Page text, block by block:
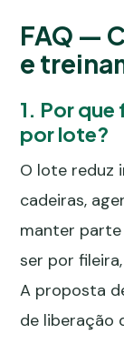
FAQ —
e
1. Por
por lote?
O lote reduz
cadeiras,
manter parte
ser por
A proposta
de liberação